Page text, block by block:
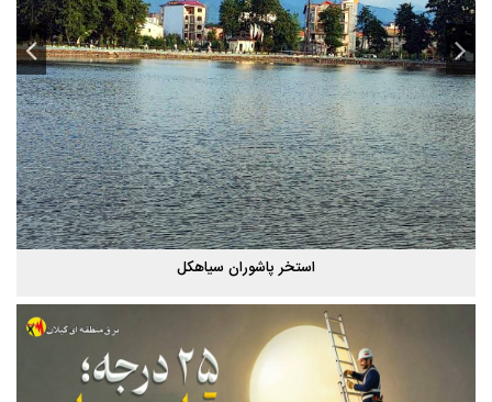
استخر پاشوران سیاهکل